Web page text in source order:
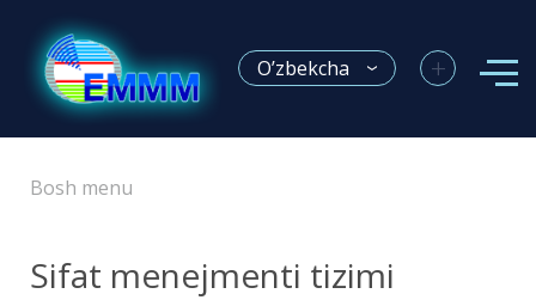
O’zbekcha +
Bosh menu
Sifat menejmenti tizimi